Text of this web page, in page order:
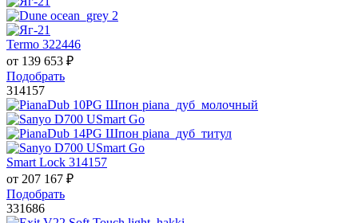
Termo 322446
от 139 653 ₽
Подобрать
314157
Smart Lock 314157
от 207 167 ₽
Подобрать
331686